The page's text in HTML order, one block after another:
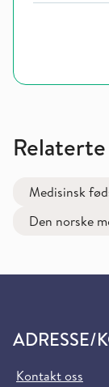
Medisinsk
Den norske
ADRESSE/
Kontakt oss